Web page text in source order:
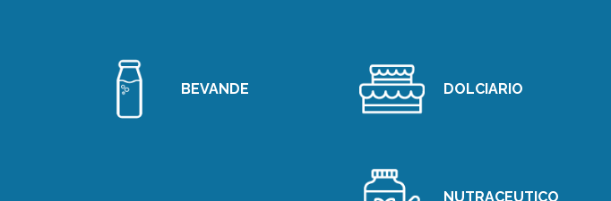
BEVANDE DOLCIARIO
NUTRACEUTICO